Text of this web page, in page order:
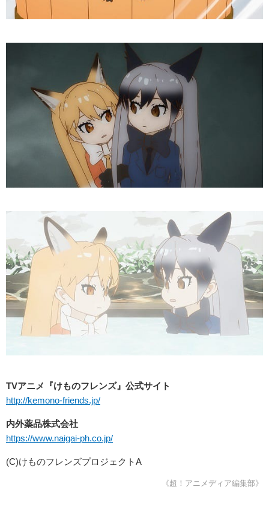
TVアニメ『けものフレンズ』公式サイト
http://kemono-friends.jp/
内外薬品株式会社
https://www.naigai-ph.co.jp/
(C)けものフレンズプロジェクトA
《超！アニメディア編集部》